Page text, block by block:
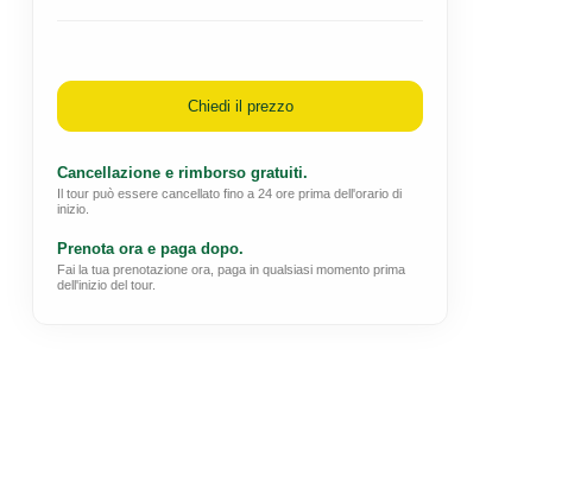
Chiedi il prezzo
Cancellazione e rimborso gratuiti.
Il tour può essere cancellato fino a 24 ore prima dell'orario di
inizio.
Prenota ora e paga dopo.
Fai la tua prenotazione ora, paga in qualsiasi momento prima
dell'inizio del tour.